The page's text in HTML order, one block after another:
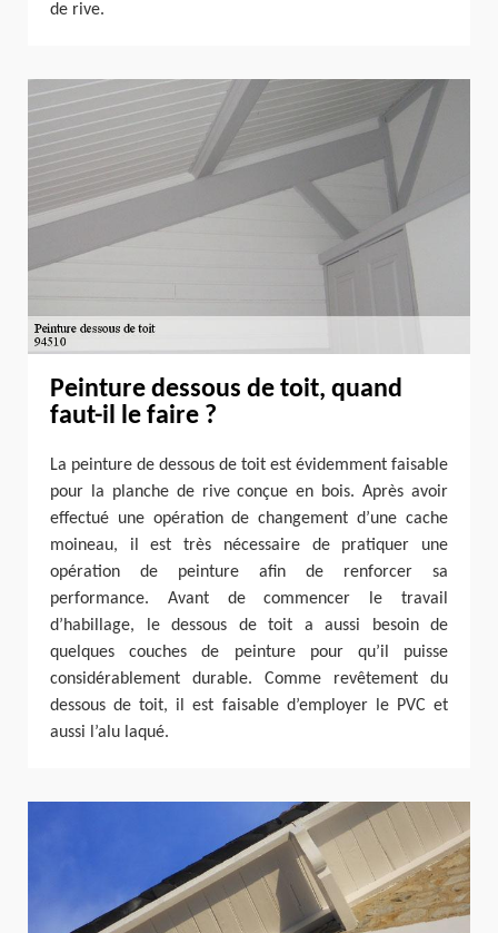
de rive.
Peinture dessous de toit, quand
faut-il le faire ?
La peinture de dessous de toit est évidemment faisable
pour la planche de rive conçue en bois. Après avoir
effectué une opération de changement d’une cache
moineau, il est très nécessaire de pratiquer une
opération de peinture afin de renforcer sa
performance. Avant de commencer le travail
d’habillage, le dessous de toit a aussi besoin de
quelques couches de peinture pour qu’il puisse
considérablement durable. Comme revêtement du
dessous de toit, il est faisable d’employer le PVC et
aussi l’alu laqué.